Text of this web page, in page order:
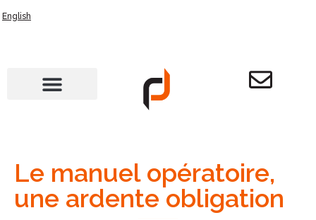
English
Le manuel opératoire,
une ardente obligation